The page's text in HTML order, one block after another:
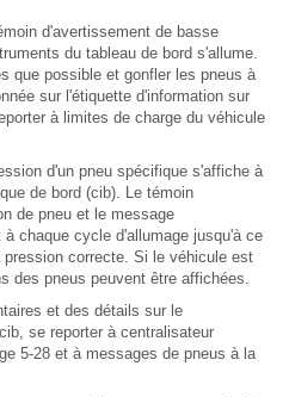
d'avertissement de basse
du tableau de bord s'allume.
que possible et gonfler les pneus à
sur l'étiquette d'information sur
à limites de charge du véhicule
d'un pneu spécifique s'affiche à
de bord (cib). Le témoin
de pneu et le message
chaque cycle d'allumage jusqu'à ce
correcte. Si le véhicule est
des pneus peuvent être affichées.
et des détails sur le
se reporter à centralisateur
5-28 et à messages de pneus à la